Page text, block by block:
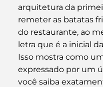
arquitetura da
remeter as batatas
do restaurante, ao
letra que é a inicial
Isso mostra como
expressado por um
você saiba